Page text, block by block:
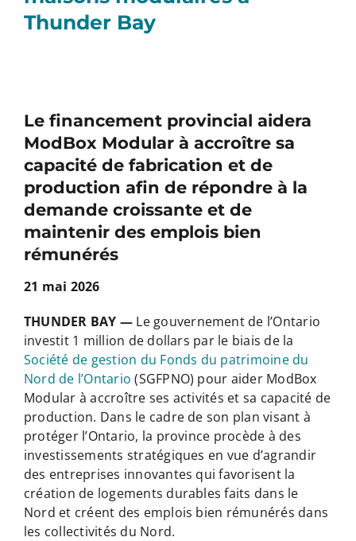
Thunder Bay
Le financement provincial aidera
ModBox Modular à accroître sa
capacité de fabrication et de
production afin de répondre à la
demande croissante et de
maintenir des emplois bien
rémunérés
21 mai 2026
THUNDER BAY — Le gouvernement de l’Ontario
investit 1 million de dollars par le biais de la
Société de gestion du Fonds du patrimoine du
Nord de l’Ontario (SGFPNO) pour aider ModBox
Modular à accroître ses activités et sa capacité de
production. Dans le cadre de son plan visant à
protéger l’Ontario, la province procède à des
investissements stratégiques en vue d’agrandir
des entreprises innovantes qui favorisent la
création de logements durables faits dans le
Nord et créent des emplois bien rémunérés dans
les collectivités du Nord.